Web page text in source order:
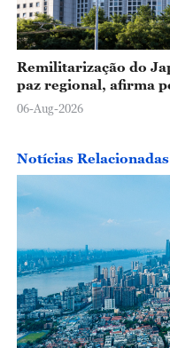
Remilitarização do
paz regional, afirma
06-Aug-2026
Notícias Relacionadas